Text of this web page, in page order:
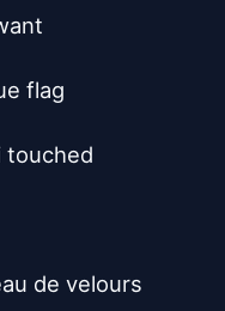
flag
touched
de velours